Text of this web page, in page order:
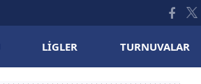
LIGLER TURNUVALAR